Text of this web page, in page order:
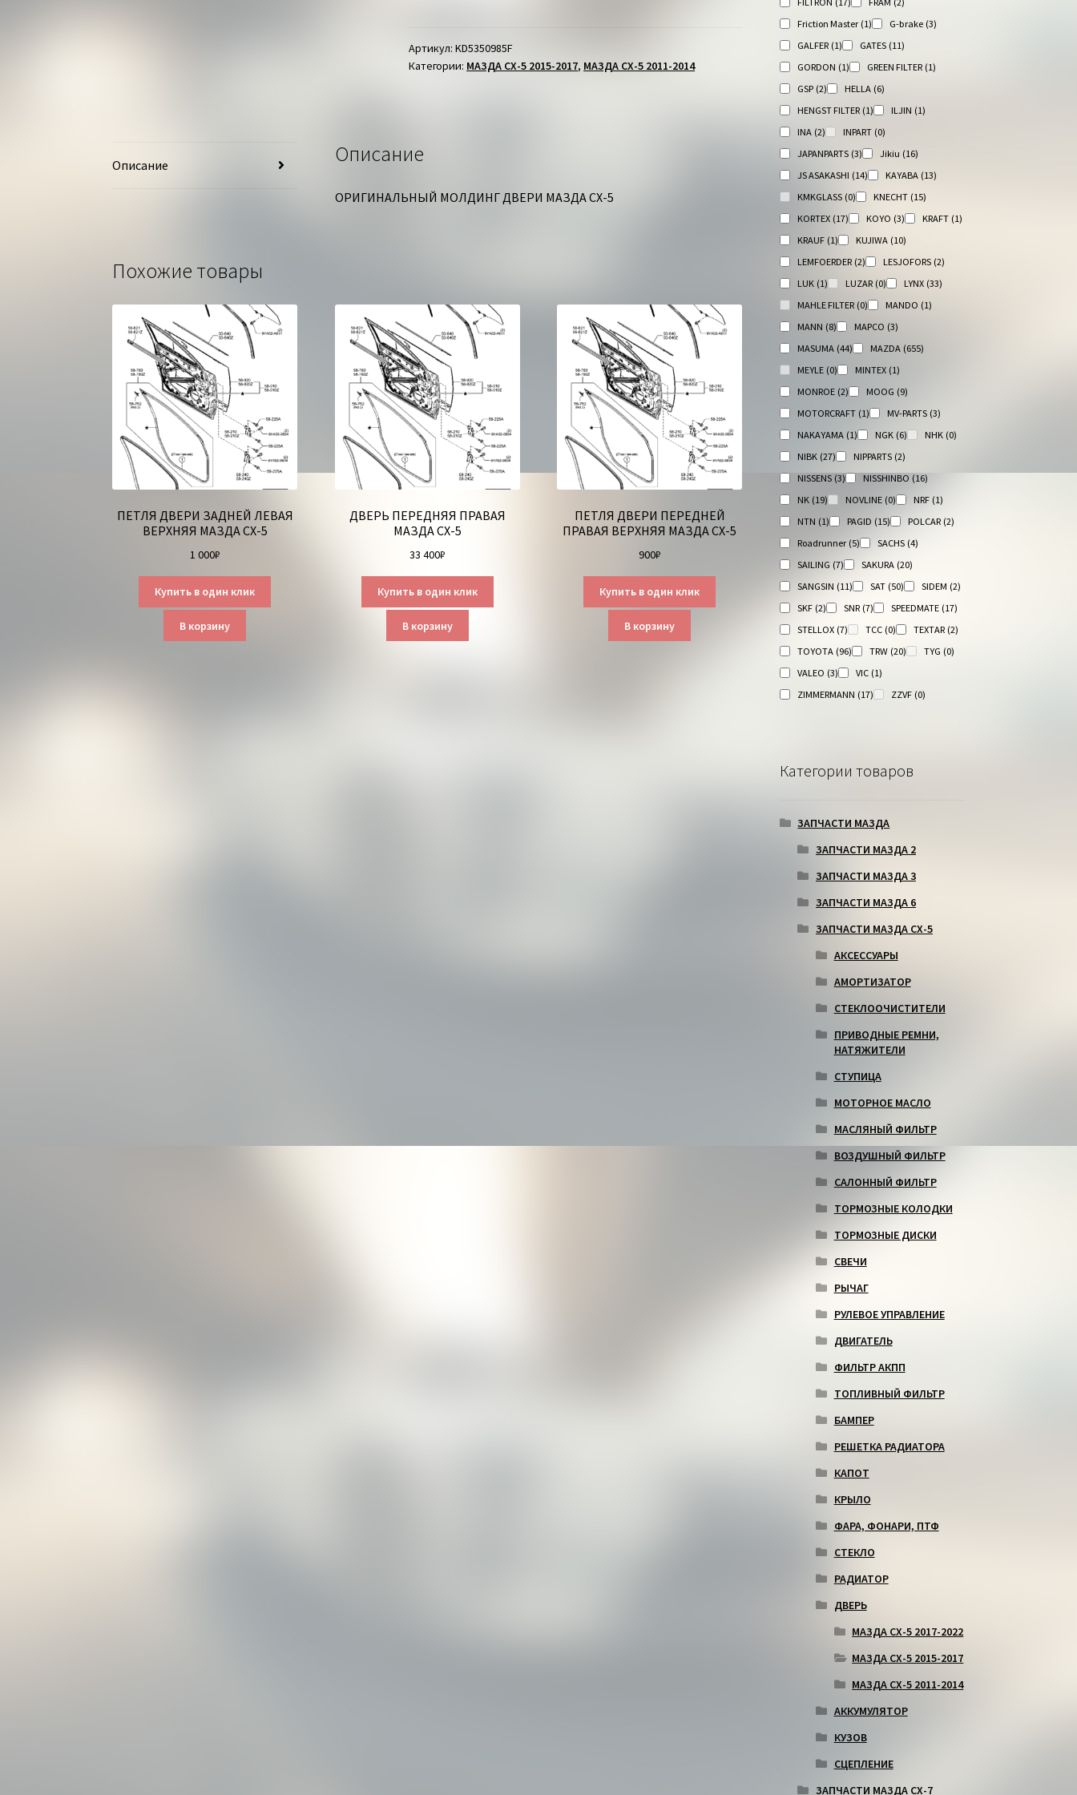
ДВЕРИ
ПЕРЕДНЕЙ
СХ-5
Артикул:KD5350985F
Категории: МАЗДА СХ-5 2015-2017, МАЗДА СХ-5 2011-2014
Описание Описание
ОРИГИНАЛЬНЫЙ МОЛДИНГ ДВЕРИ МАЗДА СХ-5
Похожие товары
ПЕТЛЯ ДВЕРИ ЗАДНЕЙ ЛЕВАЯ
ВЕРХНЯЯ МАЗДА СХ-5
1 000₽
Купить в один клик
В корзину
ДВЕРЬ ПЕРЕДНЯЯ ПРАВАЯ
МАЗДА СХ-5
33 400₽
Купить в один клик
В корзину
ПЕТЛЯ ДВЕРИ ПЕРЕДНЕЙ
ПРАВАЯ ВЕРХНЯЯ МАЗДА СХ-5
900₽
Купить в один клик
В корзину
Friction Master (1) G-brake (3)
GALFER (1) GATES (11)
GORDON (1) GREEN FILTER (1)
GSP (2) HELLA (6)
HENGST FILTER (1) ILJIN (1)
INA (2) INPART (0)
JAPANPARTS (3) Jikiu (16)
JS ASAKASHI (14) KAYABA (13)
KMKGLASS (0) KNECHT (15)
KORTEX (17) KOYO (3) KRAFT (1)
KRAUF (1) KUJIWA (10)
LEMFOERDER (2) LESJOFORS (2)
LUK (1) LUZAR (0) LYNX (33)
MAHLE FILTER (0) MANDO (1)
MANN (8) MAPCO (3)
MASUMA (44) MAZDA (655)
MEYLE (0) MINTEX (1)
MONROE (2) MOOG (9)
MOTORCRAFT (1) MV-PARTS (3)
NAKAYAMA (1) NGK (6) NHK (0)
NIBK (27) NIPPARTS (2)
NISSENS (3) NISSHINBO (16)
NK (19) NOVLINE (0) NRF (1)
NTN (1) PAGID (15) POLCAR (2)
Roadrunner (5) SACHS (4)
SAILING (7) SAKURA (20)
SANGSIN (11) SAT (50) SIDEM (2)
SKF (2) SNR (7) SPEEDMATE (17)
STELLOX (7) TCC (0) TEXTAR (2)
TOYOTA (96) TRW (20) TYG (0)
VALEO (3) VIC (1)
ZIMMERMANN (17) ZZVF (0)
Категории товаров
ЗАПЧАСТИ МАЗДА
ЗАПЧАСТИ МАЗДА 2
ЗАПЧАСТИ МАЗДА 3
ЗАПЧАСТИ МАЗДА 6
ЗАПЧАСТИ МАЗДА СХ-5
АКСЕССУАРЫ
АМОРТИЗАТОР
СТЕКЛООЧИСТИТЕЛИ
ПРИВОДНЫЕ РЕМНИ,
НАТЯЖИТЕЛИ
СТУПИЦА
МОТОРНОЕ МАСЛО
МАСЛЯНЫЙ ФИЛЬТР
ВОЗДУШНЫЙ ФИЛЬТР
САЛОННЫЙ ФИЛЬТР
ТОРМОЗНЫЕ КОЛОДКИ
ТОРМОЗНЫЕ ДИСКИ
СВЕЧИ
РЫЧАГ
РУЛЕВОЕ УПРАВЛЕНИЕ
ДВИГАТЕЛЬ
ФИЛЬТР АКПП
ТОПЛИВНЫЙ ФИЛЬТР
БАМПЕР
РЕШЕТКА РАДИАТОРА
КАПОТ
КРЫЛО
ФАРА, ФОНАРИ, ПТФ
СТЕКЛО
РАДИАТОР
ДВЕРЬ
МАЗДА СХ-5 2017-2022
МАЗДА СХ-5 2015-2017
МАЗДА СХ-5 2011-2014
АККУМУЛЯТОР
КУЗОВ
СЦЕПЛЕНИЕ
ЗАПЧАСТИ МАЗДА СХ-7